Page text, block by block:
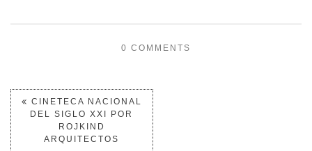
0 COMMENTS
CINETECA NACIONAL
DEL SIGLO XXI POR
ROJKIND
ARQUITECTOS